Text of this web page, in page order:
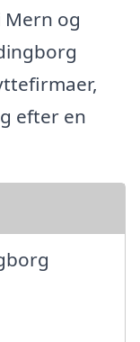
og
efter en